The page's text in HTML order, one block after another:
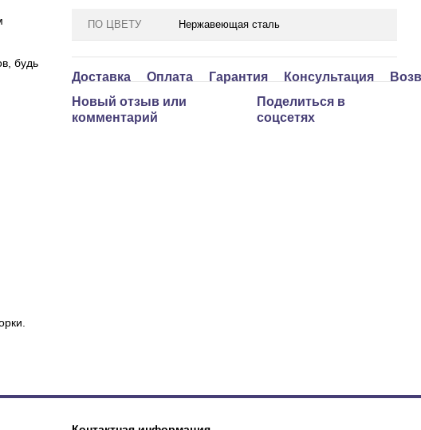
будь
ПО ЦВЕТУ Нержавеющая сталь
Доставка Оплата Гарантия Консультация
Новый отзыв или
комментарий
Поделиться в
соцсетях